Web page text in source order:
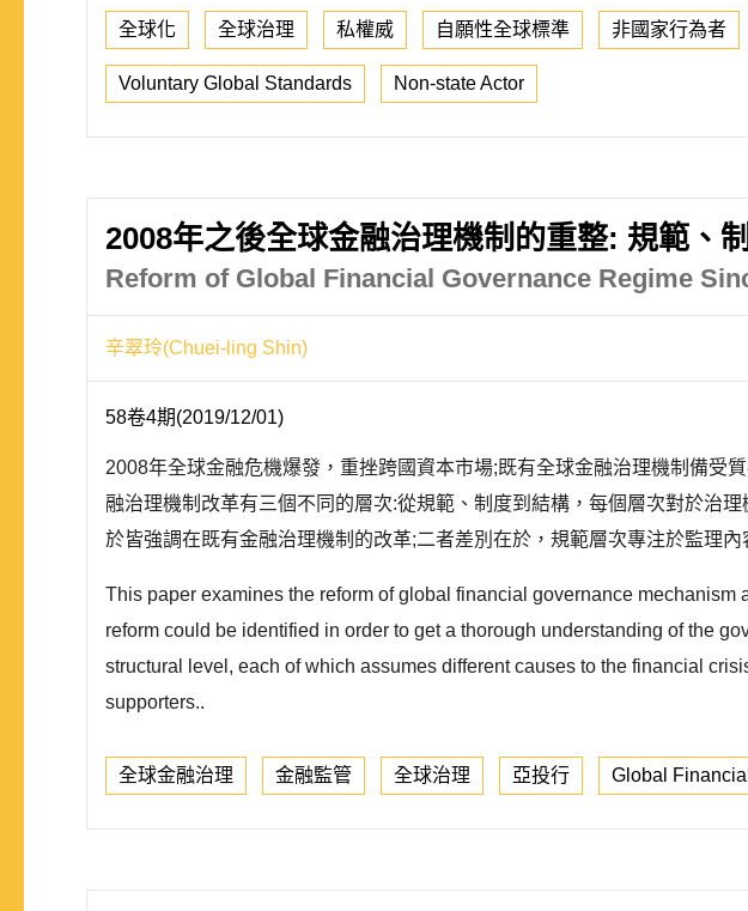
全球化 全球治理 私權威 自願性全球標準 非國家行為者
Voluntary Global Standards Non-state Actor
2008年之後全球金融治理機制的重整: 規範、
Reform of Global Financial Governance Regime
辛翠玲(Chuei-ling Shin)
58卷4期(2019/12/01)
2008年全球金融危機爆發，重挫跨國資本市場;既有全球金融治理機制備受
融治理機制改革有三個不同的層次:從規範、制度到結構，每個層次對於治
於皆強調在既有金融治理機制的改革;二者差別在於，規範層次專注於監理
This paper examines the reform of global financial governance
reform could be identified in order to get a thorough understanding of the
structural level, each of which assumes different causes to the financial
supporters..
全球金融治理 金融監管 全球治理 亞投行 Global